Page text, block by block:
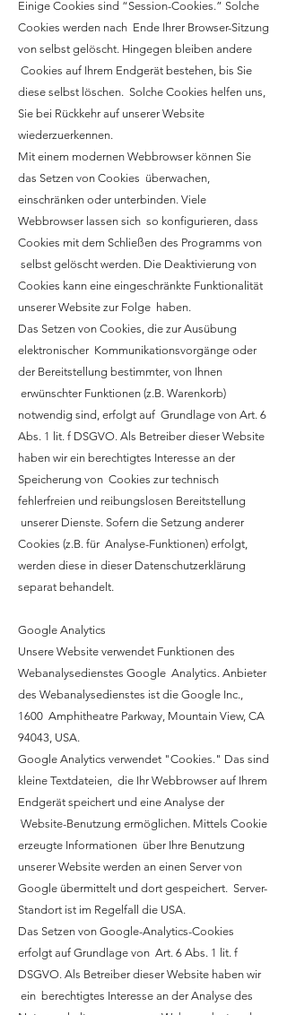
Einige Cookies sind “Session-Cookies.” Solche
Cookies werden nach Ende Ihrer Browser-Sitzung
von selbst gelöscht. Hingegen bleiben andere
Cookies auf Ihrem Endgerät bestehen, bis Sie
diese selbst löschen. Solche Cookies helfen uns,
Sie bei Rückkehr auf unserer Website
wiederzuerkennen.
Mit einem modernen Webbrowser können Sie
das Setzen von Cookies überwachen,
einschränken oder unterbinden. Viele
Webbrowser lassen sich so konfigurieren, dass
Cookies mit dem Schließen des Programms von
selbst gelöscht werden. Die Deaktivierung von
Cookies kann eine eingeschränkte Funktionalität
unserer Website zur Folge haben.
Das Setzen von Cookies, die zur Ausübung
elektronischer Kommunikationsvorgänge oder
der Bereitstellung bestimmter, von Ihnen
erwünschter Funktionen (z.B. Warenkorb)
notwendig sind, erfolgt auf Grundlage von Art. 6
Abs. 1 lit. f DSGVO. Als Betreiber dieser Website
haben wir ein berechtigtes Interesse an der
Speicherung von Cookies zur technisch
fehlerfreien und reibungslosen Bereitstellung
unserer Dienste. Sofern die Setzung anderer
Cookies (z.B. für Analyse-Funktionen) erfolgt,
werden diese in dieser Datenschutzerklärung
separat behandelt.
Google Analytics
Unsere Website verwendet Funktionen des
Webanalysedienstes Google Analytics. Anbieter
des Webanalysedienstes ist die Google Inc.,
1600 Amphitheatre Parkway, Mountain View, CA
94043, USA.
Google Analytics verwendet "Cookies." Das sind
kleine Textdateien, die Ihr Webbrowser auf Ihrem
Endgerät speichert und eine Analyse der
Website-Benutzung ermöglichen. Mittels Cookie
erzeugte Informationen über Ihre Benutzung
unserer Website werden an einen Server von
Google übermittelt und dort gespeichert. Server-
Standort ist im Regelfall die USA.
Das Setzen von Google-Analytics-Cookies
erfolgt auf Grundlage von Art. 6 Abs. 1 lit. f
DSGVO. Als Betreiber dieser Website haben wir
ein berechtigtes Interesse an der Analyse des